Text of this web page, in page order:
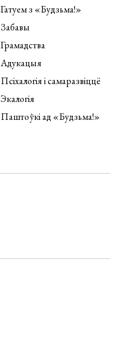
Гатуем з «Будзьма!»
Забавы
Грамадства
Адукацыя
Псіхалогія і самаразвіццё
Экалогія
Паштоўкі ад «Будзьма!»